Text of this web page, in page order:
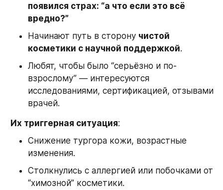
появился страх: “а что если это всё
вредно?”
Начинают путь в сторону чистой
косметики с научной поддержкой.
Любят, чтобы было “серьёзно и по-
взрослому” — интересуются
исследованиями, сертификацией, отзывами
врачей.
Их триггерная ситуация:
Снижение тургора кожи, возрастные
изменения.
Столкнулись с аллергией или побочками от
“химозной” косметики.